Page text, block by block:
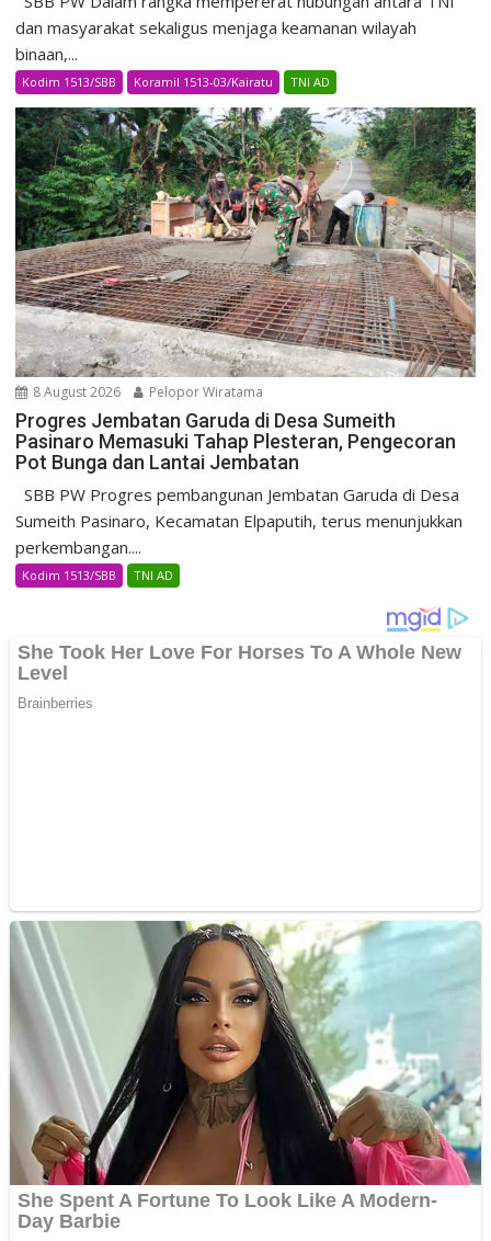
dan masyarakat sekaligus menjaga keamanan wilayah
binaan,...
Kodim 1513/SBB Koramil 1513-03/Kairatu TNI AD
8 August 2026 Pelopor Wiratama
Progres Jembatan Garuda di Desa Sumeith
Pasinaro Memasuki Tahap Plesteran, Pengecoran
Pot Bunga dan Lantai Jembatan
SBB PW Progres pembangunan Jembatan Garuda di Desa
Sumeith Pasinaro, Kecamatan Elpaputih, terus menunjukkan
perkembangan....
Kodim 1513/SBB TNI AD